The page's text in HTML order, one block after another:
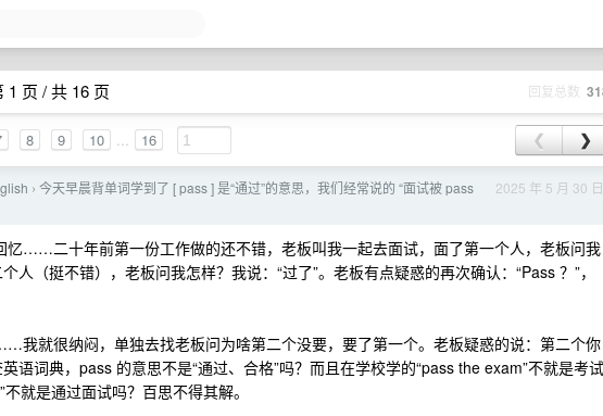
1 页 / 共 16 页 回复总数
8 9 10 ... 16 ❮ ❯
2025 年 5 月 30 日
› 今天早晨背单词学到了 [ pass ] 是“通过”的意思，我们经常说的 “面试被 pass
忆……二十年前第一份工作做的还不错，老板叫我一起去面试，面了第一个人，老板问我
人（挺不错），老板问我怎样？我说：“过了”。老板有点疑惑的再次确认：“Pass ？”，
我就很纳闷，单独去找老板问为啥第二个没要，要了第一个。老板疑惑的说：第二个你
语词典，pass 的意思不是“通过、合格”吗？而且在学校学的“pass the exam”不就是考试
就是通过面试吗？百思不得其解。